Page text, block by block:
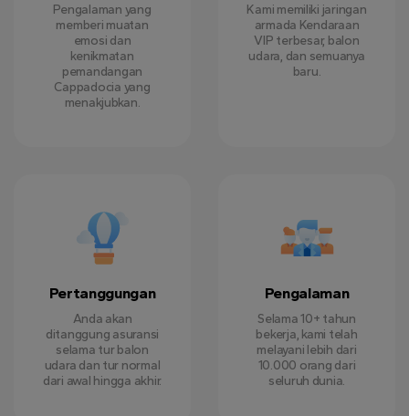
Pengalaman yang
memberi muatan
emosi dan
kenikmatan
pemandangan
Cappadocia yang
menakjubkan.
Kami memiliki jaringan
armada Kendaraan
VIP terbesar, balon
udara, dan semuanya
baru.
Pertanggungan
Anda akan
ditanggung asuransi
selama tur balon
udara dan tur normal
dari awal hingga akhir.
Pengalaman
Selama 10+ tahun
bekerja, kami telah
melayani lebih dari
10.000 orang dari
seluruh dunia.